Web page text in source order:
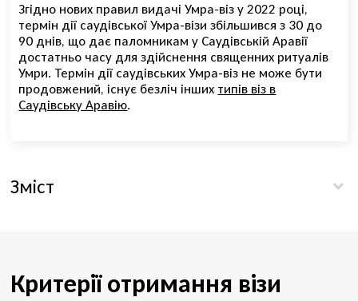
Згідно нових правил видачі Умра-віз у 2022 році,
термін дії саудівської Умра-візи збільшився з 30 до
90 днів, що дає паломникам у Саудівській Аравії
достатньо часу для здійснення священних ритуалів
Умри. Термін дії саудівських Умра-віз не може бути
продовжений, існує безліч інших типів віз в
Саудівську Аравію.
Зміст
Критерії отримання візи